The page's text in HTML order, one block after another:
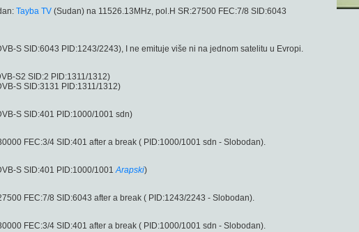
Tayba TV (Sudan) na 11526.13MHz, pol.H SR:27500 FEC:7/8 SID:6043
S SID:6043 PID:1243/2243), I ne emituje više ni na jednom satelitu u Evropi.
S2 SID:2 PID:1311/1312)
S SID:3131 PID:1311/1312)
S SID:401 PID:1000/1001 sdn)
FEC:3/4 SID:401 after a break ( PID:1000/1001 sdn - Slobodan).
S SID:401 PID:1000/1001 Arapski)
FEC:7/8 SID:6043 after a break ( PID:1243/2243 - Slobodan).
FEC:3/4 SID:401 after a break ( PID:1000/1001 sdn - Slobodan).